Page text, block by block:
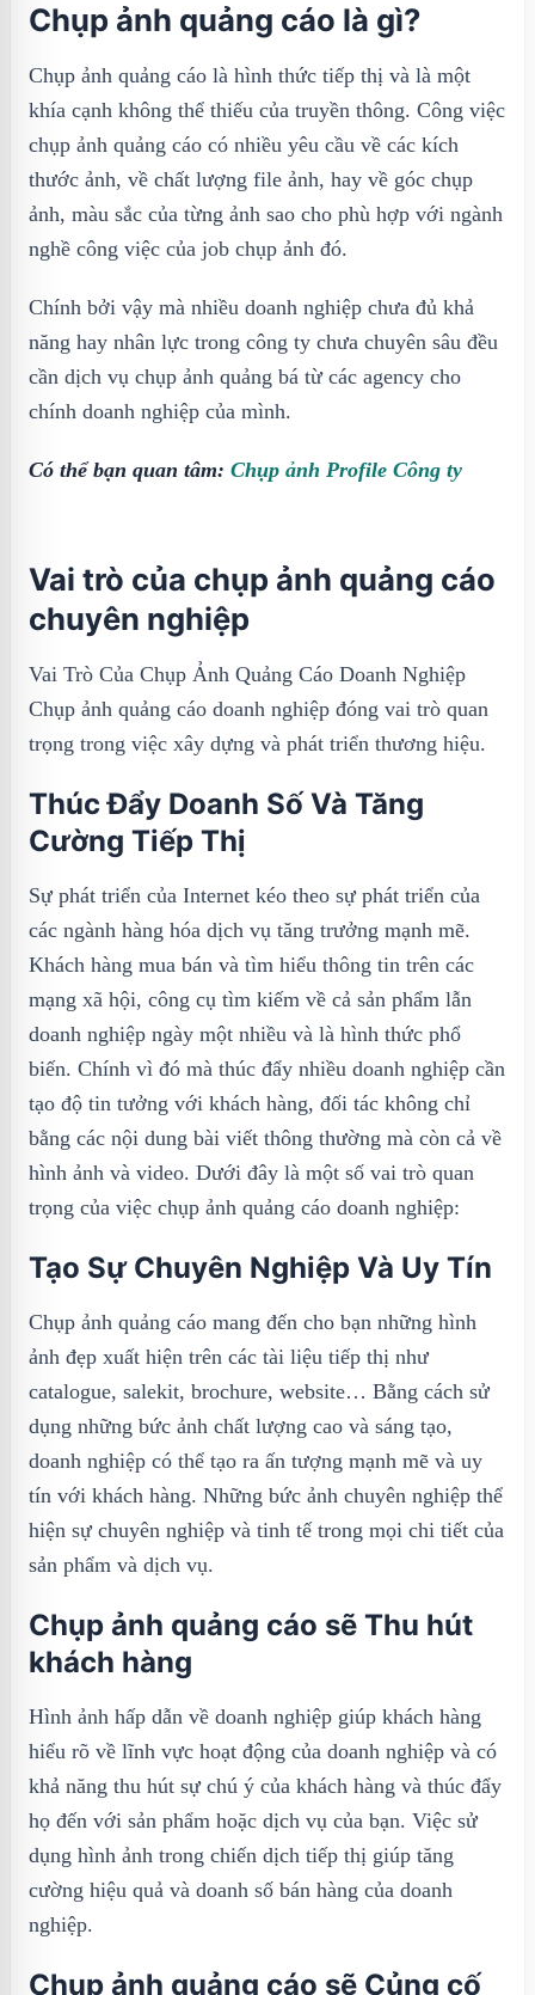
Chụp ảnh quảng cáo là gì?
Chụp ảnh quảng cáo là hình thức tiếp thị và là một
khía cạnh không thể thiếu của truyền thông. Công việc
chụp ảnh quảng cáo có nhiều yêu cầu về các kích
thước ảnh, về chất lượng file ảnh, hay về góc chụp
ảnh, màu sắc của từng ảnh sao cho phù hợp với ngành
nghề công việc của job chụp ảnh đó.
Chính bởi vậy mà nhiều doanh nghiệp chưa đủ khả
năng hay nhân lực trong công ty chưa chuyên sâu đều
cần dịch vụ chụp ảnh quảng bá từ các agency cho
chính doanh nghiệp của mình.
Có thể bạn quan tâm: Chụp ảnh Profile Công ty
Vai trò của chụp ảnh quảng cáo
chuyên nghiệp
Vai Trò Của Chụp Ảnh Quảng Cáo Doanh Nghiệp
Chụp ảnh quảng cáo doanh nghiệp đóng vai trò quan
trọng trong việc xây dựng và phát triển thương hiệu.
Thúc Đẩy Doanh Số Và Tăng
Cường Tiếp Thị
Sự phát triển của Internet kéo theo sự phát triển của
các ngành hàng hóa dịch vụ tăng trưởng mạnh mẽ.
Khách hàng mua bán và tìm hiểu thông tin trên các
mạng xã hội, công cụ tìm kiếm về cả sản phẩm lẫn
doanh nghiệp ngày một nhiều và là hình thức phổ
biến. Chính vì đó mà thúc đẩy nhiều doanh nghiệp cần
tạo độ tin tưởng với khách hàng, đối tác không chỉ
bằng các nội dung bài viết thông thường mà còn cả về
hình ảnh và video. Dưới đây là một số vai trò quan
trọng của việc chụp ảnh quảng cáo doanh nghiệp:
Tạo Sự Chuyên Nghiệp Và Uy Tín
Chụp ảnh quảng cáo mang đến cho bạn những hình
ảnh đẹp xuất hiện trên các tài liệu tiếp thị như
catalogue, salekit, brochure, website… Bằng cách sử
dụng những bức ảnh chất lượng cao và sáng tạo,
doanh nghiệp có thể tạo ra ấn tượng mạnh mẽ và uy
tín với khách hàng. Những bức ảnh chuyên nghiệp thể
hiện sự chuyên nghiệp và tinh tế trong mọi chi tiết của
sản phẩm và dịch vụ.
Chụp ảnh quảng cáo sẽ Thu hút
khách hàng
Hình ảnh hấp dẫn về doanh nghiệp giúp khách hàng
hiểu rõ về lĩnh vực hoạt động của doanh nghiệp và có
khả năng thu hút sự chú ý của khách hàng và thúc đẩy
họ đến với sản phẩm hoặc dịch vụ của bạn. Việc sử
dụng hình ảnh trong chiến dịch tiếp thị giúp tăng
cường hiệu quả và doanh số bán hàng của doanh
nghiệp.
Chụp ảnh quảng cáo sẽ Củng cố